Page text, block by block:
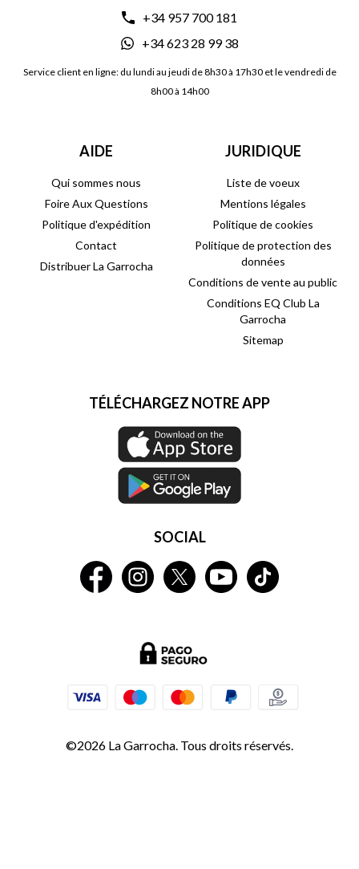
+34 957 700 181
+34 623 28 99 38
Service client en ligne: du lundi au jeudi de 8h30 à 17h30 et le vendredi de
8h00 à 14h00
AIDE
Qui sommes nous
Foire Aux Questions
Politique d'expédition
Contact
Distribuer La Garrocha
JURIDIQUE
Liste de voeux
Mentions légales
Politique de cookies
Politique de protection des
données
Conditions de vente au public
Conditions EQ Club La
Garrocha
Sitemap
TÉLÉCHARGEZ NOTRE APP
SOCIAL
©2026 La Garrocha. Tous droits réservés.